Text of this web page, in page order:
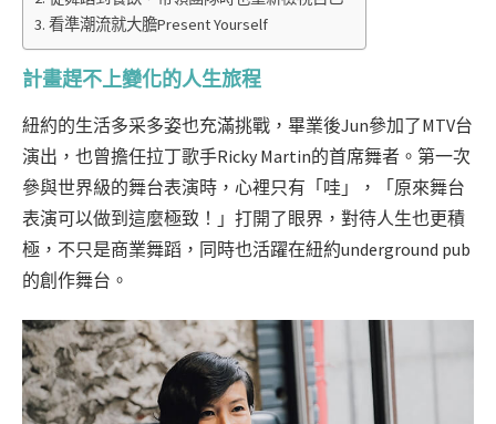
看準潮流就大膽Present Yourself
計畫趕不上變化的人生旅程
紐約的生活多采多姿也充滿挑戰，畢業後Jun參加了MTV台
演出，也曾擔任拉丁歌手Ricky Martin的首席舞者。第一次
參與世界級的舞台表演時，心裡只有「哇」，「原來舞台
表演可以做到這麼極致！」打開了眼界，對待人生也更積
極，不只是商業舞蹈，同時也活躍在紐約underground pub
的創作舞台。